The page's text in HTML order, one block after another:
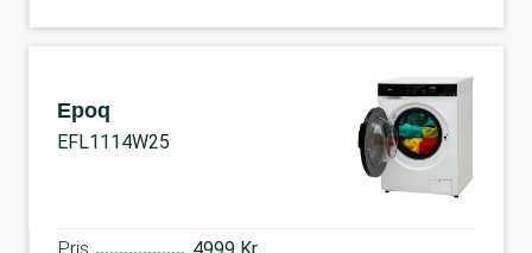
Epoq
EFL1114W25
Pris 4999 Kr.